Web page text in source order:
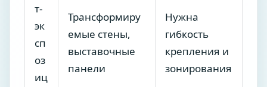
т-
эк
сп
оз
иц
Трансформиру
емые стены,
выставочные
панели
Нужна
гибкость
крепления и
зонирования